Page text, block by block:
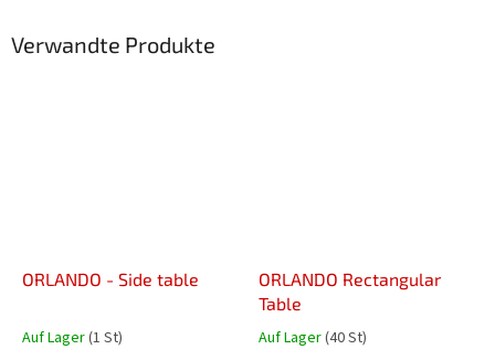
Verwandte Produkte
ORLANDO - Side table
Auf Lager(1 St)
ORLANDO Rectangular
Table
Auf Lager(40 St)